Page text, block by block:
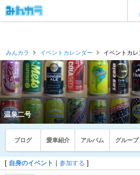
みんカラ イベントカレンダー イベントカ
温泉二号
ブログ 愛車紹介 アルバム グループ
[ 自身のイベント ｜ 参加する ]